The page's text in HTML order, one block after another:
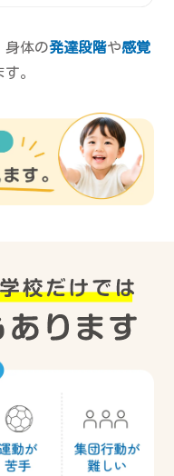
身体の発達段階や感覚
。